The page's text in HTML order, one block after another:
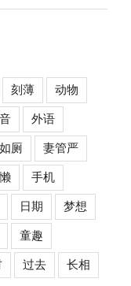
刻薄 动物
外语
如厕 妻管严
懒 手机
日期 梦想
童趣
过去 长相